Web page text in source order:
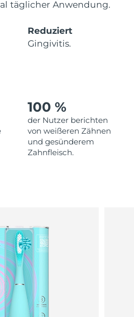
täglicher Anwendung.
Reduziert
Gingivitis.
100 %
der Nutzer berichten
von weißeren Zähnen
und gesünderem
Zahnfleisch.